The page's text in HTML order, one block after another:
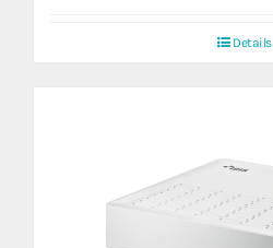
Details